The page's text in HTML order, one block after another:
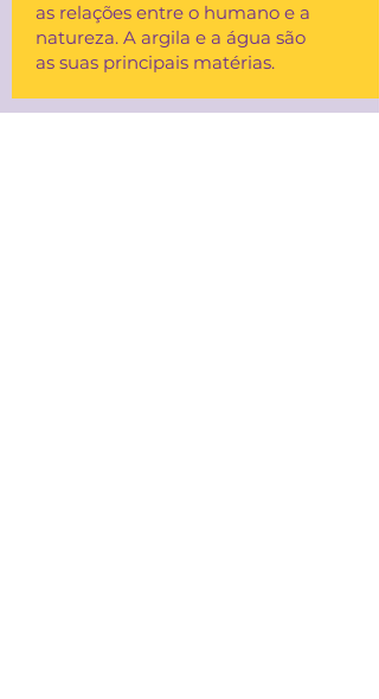
as relações entre o humano e a
natureza. A argila e a água são
as suas principais matérias.